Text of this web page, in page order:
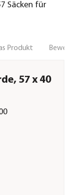
Säcken für
Produkt
57 x 40